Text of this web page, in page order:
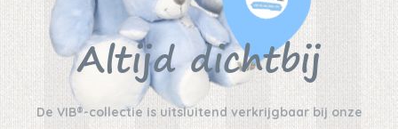
Altijd dichtbij
De VIB®-collectie is uitsluitend verkrijgbaar bij onze